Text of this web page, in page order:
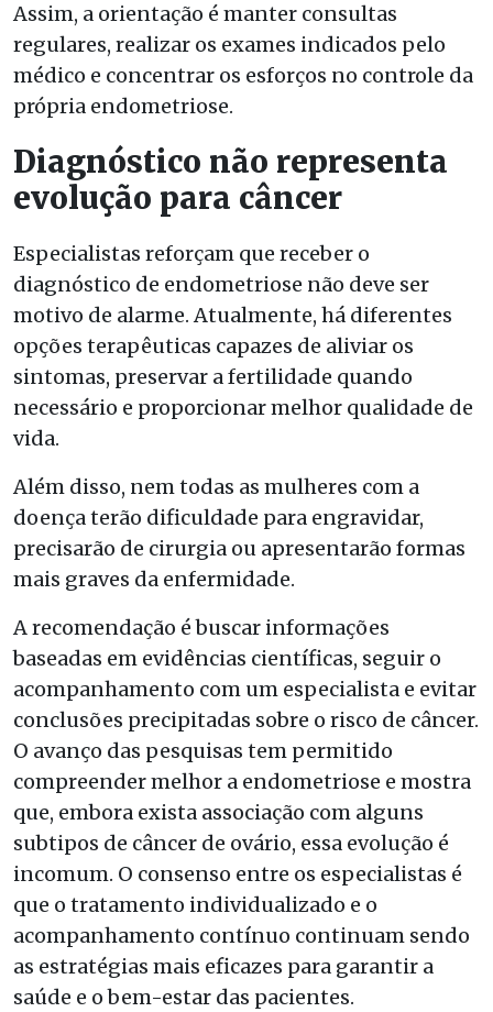
Assim, a orientação é manter consultas
regulares, realizar os exames indicados pelo
médico e concentrar os esforços no controle da
própria endometriose.
Diagnóstico não representa
evolução para câncer
Especialistas reforçam que receber o
diagnóstico de endometriose não deve ser
motivo de alarme. Atualmente, há diferentes
opções terapêuticas capazes de aliviar os
sintomas, preservar a fertilidade quando
necessário e proporcionar melhor qualidade de
vida.
Além disso, nem todas as mulheres com a
doença terão dificuldade para engravidar,
precisarão de cirurgia ou apresentarão formas
mais graves da enfermidade.
A recomendação é buscar informações
baseadas em evidências científicas, seguir o
acompanhamento com um especialista e evitar
conclusões precipitadas sobre o risco de câncer.
O avanço das pesquisas tem permitido
compreender melhor a endometriose e mostra
que, embora exista associação com alguns
subtipos de câncer de ovário, essa evolução é
incomum. O consenso entre os especialistas é
que o tratamento individualizado e o
acompanhamento contínuo continuam sendo
as estratégias mais eficazes para garantir a
saúde e o bem-estar das pacientes.